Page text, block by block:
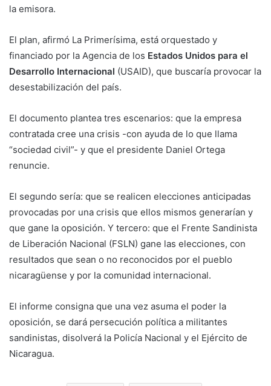
la emisora.
El plan, afirmó La Primerísima, está orquestado y
financiado por la Agencia de los Estados Unidos para el
Desarrollo Internacional (USAID), que buscaría provocar la
desestabilización del país.
El documento plantea tres escenarios: que la empresa
contratada cree una crisis -con ayuda de lo que llama
“sociedad civil”- y que el presidente Daniel Ortega
renuncie.
El segundo sería: que se realicen elecciones anticipadas
provocadas por una crisis que ellos mismos generarían y
que gane la oposición. Y tercero: que el Frente Sandinista
de Liberación Nacional (FSLN) gane las elecciones, con
resultados que sean o no reconocidos por el pueblo
nicaragüense y por la comunidad internacional.
El informe consigna que una vez asuma el poder la
oposición, se dará persecución política a militantes
sandinistas, disolverá la Policía Nacional y el Ejército de
Nicaragua.